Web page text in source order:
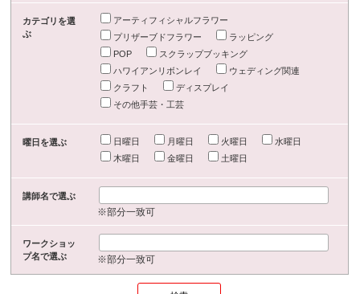
カテゴリを選
ぶ
アーティフィシャルフラワー
プリザーブドフラワー
ラッピング
POP
スクラップブッキング
ハワイアンリボンレイ
ウェディング関連
クラフト
ディスプレイ
その他手芸・工芸
曜日を選ぶ 日曜日 月曜日 火曜日
水曜日
木曜日
金曜日 土曜日
講師名で選ぶ
※部分一致可
ワークショッ
プ名で選ぶ
※部分一致可